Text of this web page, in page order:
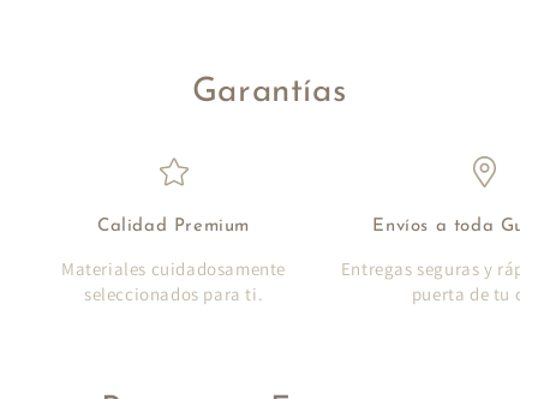
Garantías
Calidad Premium
Materiales cuidadosamente
seleccionados para ti.
Envíos a toda
Entregas seguras y
puerta de tu